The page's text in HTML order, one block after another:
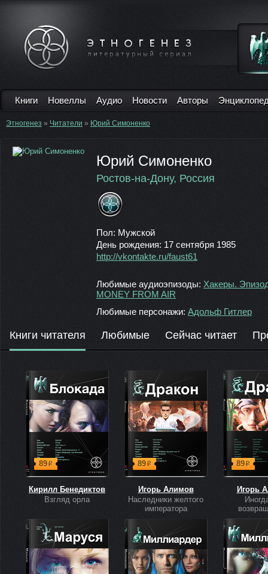
Книги Новеллы Аудио Новости Авторы
Этногенез » Читатели » Юрий Симоненко
Юрий Симоненко
Ростов-на-Дону, Россия
Пол: Мужской
День рождения: 17 сентября 1985
http://vkontakte.ru/faust61
Любимые аудиоэпизоды: Хакеры.
MONEY FROM AIR
Любимые персонажи: Адольф Гитлер
Книги читателя Любимые Сейчас читает
89р
Кирилл Бенедиктов
Взгляд орла
89р
Игорь Алимов
Наследники желтого
императора
89р
Игорь